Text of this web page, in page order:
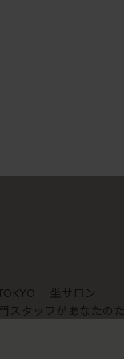
坐サロン
タッフがあなたの